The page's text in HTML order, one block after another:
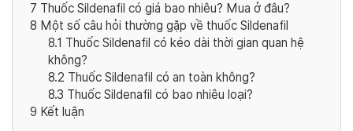
7 Thuốc Sildenafil có giá bao nhiêu? Mua ở đâu?
8 Một số câu hỏi thường gặp về thuốc Sildenafil
8.1 Thuốc Sildenafil có kéo dài thời gian quan hệ
không?
8.2 Thuốc Sildenafil có an toàn không?
8.3 Thuốc Sildenafil có bao nhiêu loại?
9 Kết luận